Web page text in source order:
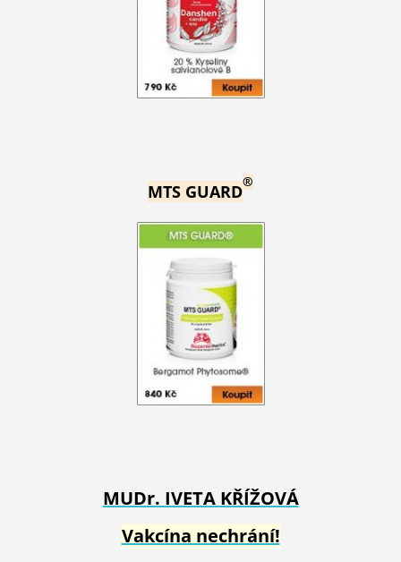
MTS GUARD®
MUDr. IVETA KŘÍŽOVÁ
Vakcína nechrání!